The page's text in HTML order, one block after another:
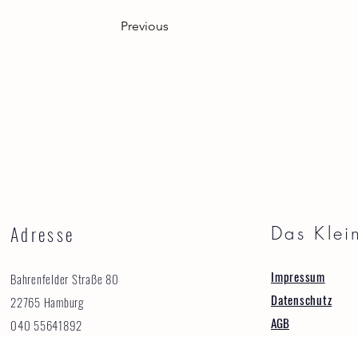
Previous
Adresse
Bahrenfelder Straße 80
22765 Hamburg
040 55641892
Das
Impressum
Datenschutz
AGB